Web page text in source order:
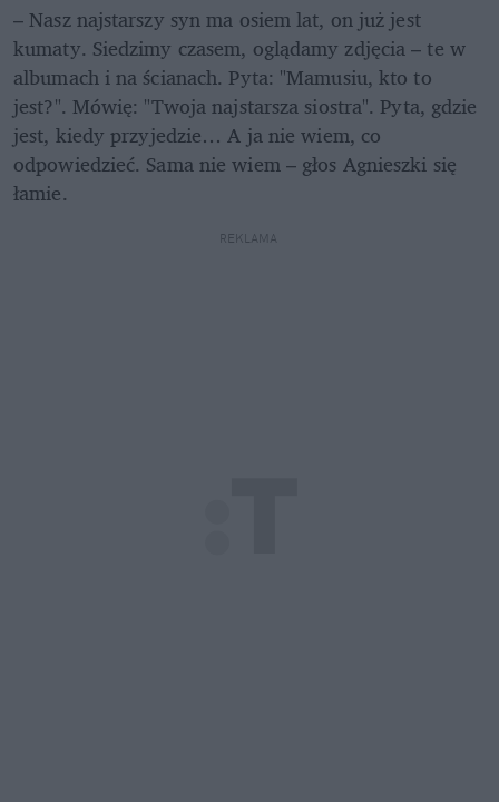
– Nasz najstarszy syn ma osiem lat, on już jest
kumaty. Siedzimy czasem, oglądamy zdjęcia – te w
albumach i na ścianach. Pyta: "Mamusiu, kto to
jest?". Mówię: "Twoja najstarsza siostra". Pyta, gdzie
jest, kiedy przyjedzie… A ja nie wiem, co
odpowiedzieć. Sama nie wiem – głos Agnieszki się
łamie.
REKLAMA